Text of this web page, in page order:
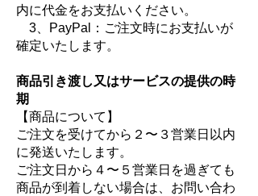
内に代金をお支払いください。
3、PayPal：ご注文時にお支払いが
確定いたします。
商品引き渡し又はサービスの提供の時
期
【商品について】
ご注文を受けてから２〜３営業日以内
に発送いたします。
ご注文日から４〜５営業日を過ぎても
商品が到着しない場合は、お問い合わ